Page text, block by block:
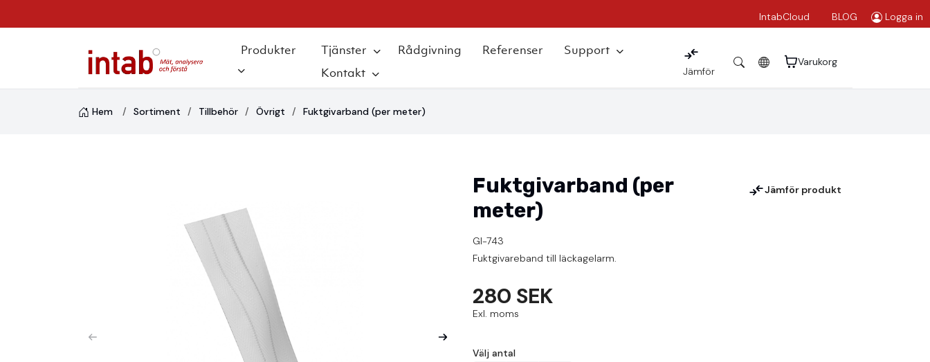
IntabCloud BLOG Logga in
Produkter Tjänster Rådgivning Referenser
Support
Kontakt
Jämför
Varukorg
Hem Sortiment Tillbehör Övrigt Fuktgivarband (per meter)
Fuktgivarband (per
meter)
Jämför produkt
GI-743
Fuktgivareband till läckagelarm.
280 SEK
Exl. moms
Välj antal